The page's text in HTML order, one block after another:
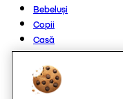
Bebeluși
Copii
Casă
Femei
Bărbați
Altele